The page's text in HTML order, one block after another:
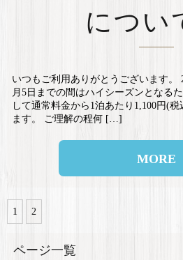
につい
いつもご利用ありがとうございます。
月5日までの間はハイシーズンとなる
して通常料金から1泊あたり1,100円(
ます。 ご理解の程何 […]
MORE
1 2